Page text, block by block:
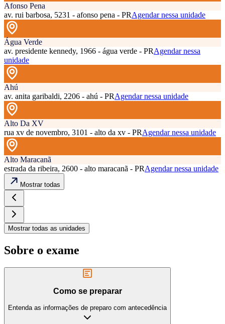
Afonso Pena
av. rui barbosa, 5231 - afonso pena - PRAgendar nessa unidade
Água Verde
av. presidente kennedy, 1966 - água verde - PRAgendar nessa
unidade
Ahú
av. anita garibaldi, 2206 - ahú - PRAgendar nessa unidade
Alto Da XV
rua xv de novembro, 3101 - alto da xv - PRAgendar nessa unidade
Alto Maracanã
estrada da ribeira, 2600 - alto maracanã - PRAgendar nessa unidade
Mostrar todas
Mostrar todas as unidades
Sobre o exame
Como se preparar
Entenda as informações de preparo com antecedência